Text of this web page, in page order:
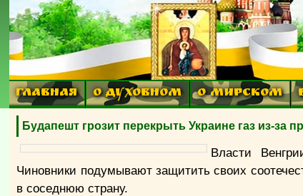
ГЛАВНАЯ О ДУХОВНОМ О МИРСКОМ
Будапешт грозит перекрыть Украине газ из-за
Власти
Чиновники подумывают защитить своих
в соседнюю страну.